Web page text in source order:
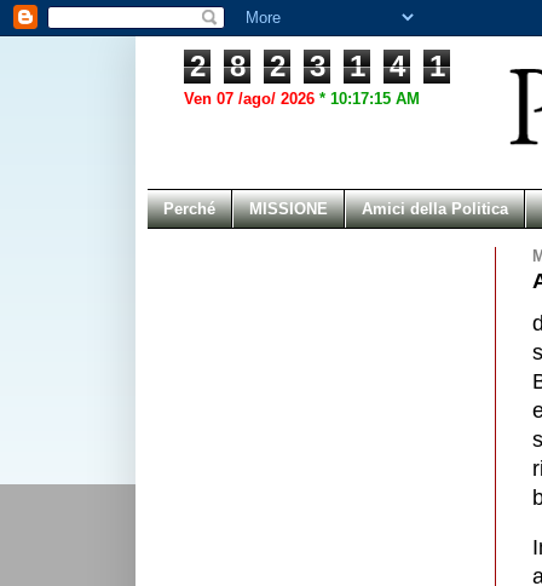
2 8 2 3 1 4 1
Ven 07 /ago/ 2026 * 10:17:15 AM
Perché MISSIONE Amici della Politica